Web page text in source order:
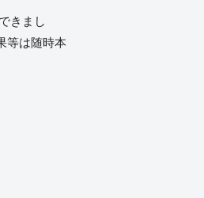
きまし
等は随時本